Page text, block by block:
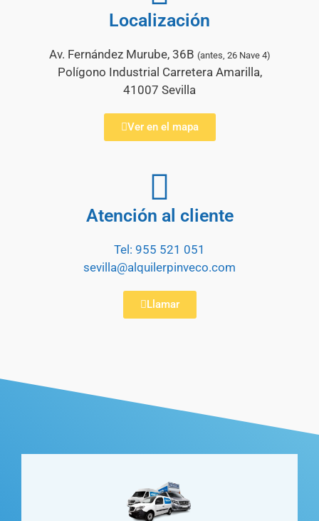
Localización
Av. Fernández Murube, 36B (antes, 26 Nave 4)
Polígono Industrial Carretera Amarilla,
41007 Sevilla
Ver en el mapa
Atención al cliente
Tel: 955 521 051
sevilla@alquilerpinveco.com
Llamar